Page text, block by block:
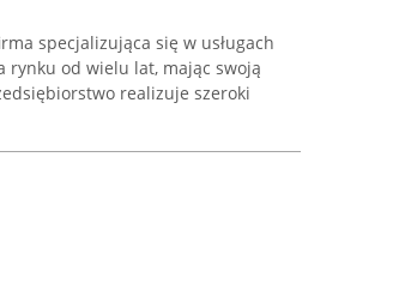
specjalizująca się w usługach
rynku od wielu lat, mając swoją
realizuje szeroki